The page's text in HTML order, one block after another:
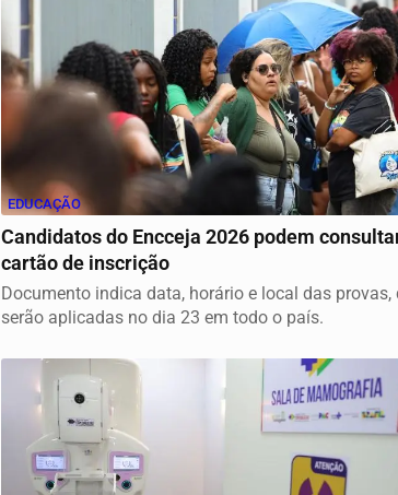
EDUCAÇÃO
Candidatos do Encceja 2026 podem
cartão de inscrição
Documento indica data, horário e local das provas,
serão aplicadas no dia 23 em todo o país.